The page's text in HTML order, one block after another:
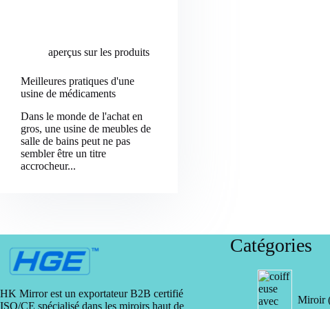
aperçus sur les produits
Meilleures pratiques d'une
usine de médicaments
Dans le monde de l'achat en
gros, une usine de meubles de
salle de bains peut ne pas
sembler être un titre
accrocheur...
HK Mirror est un exportateur B2B certifié
ISO/CE spécialisé dans les miroirs haut de
Catégories
Miroir